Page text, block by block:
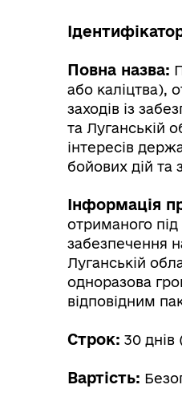
Повна назва:
або каліцтва),
заходів із
та Луганській
інтересів
бойових дій та
Інформація
отриманого
забезпечення
Луганській
одноразова
відповідним
Строк: 30 днів
Вартість: